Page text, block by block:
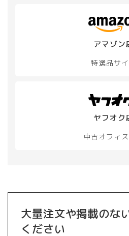
アマゾン
特選品サ
ヤフオク
中古オフィ
大量注文や掲載のな
ください